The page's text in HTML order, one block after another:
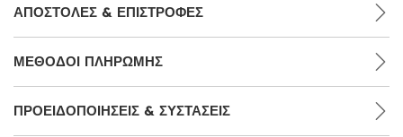
ΑΠΟΣΤΟΛΈΣ & ΕΠΙΣΤΡΟΦΈΣ
ΜΕΘΌΔΟΙ ΠΛΗΡΩΜΉΣ
ΠΡΟΕΙΔΟΠΟΙΉΣΕΙΣ & ΣΥΣΤΆΣΕΙΣ